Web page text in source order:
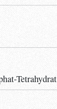
Tetrahydrat